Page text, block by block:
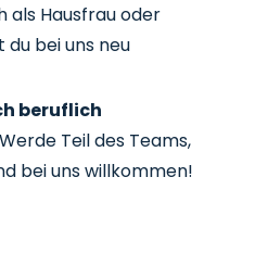
als Hausfrau oder
du bei uns neu
beruflich
Werde Teil des Teams,
bei uns willkommen!